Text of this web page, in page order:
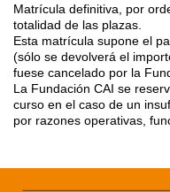
Matrícula definitiva, por
totalidad de las plazas.
Esta matrícula supone el
(sólo se devolverá el
fuese cancelado por la
La Fundación CAI se
curso en el caso de un
por razones operativas,